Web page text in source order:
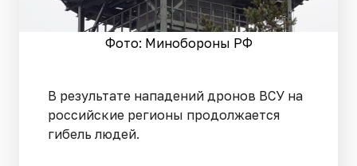
Фото: Минобороны РФ
В результате нападений дронов ВСУ на
российские регионы продолжается
гибель людей.